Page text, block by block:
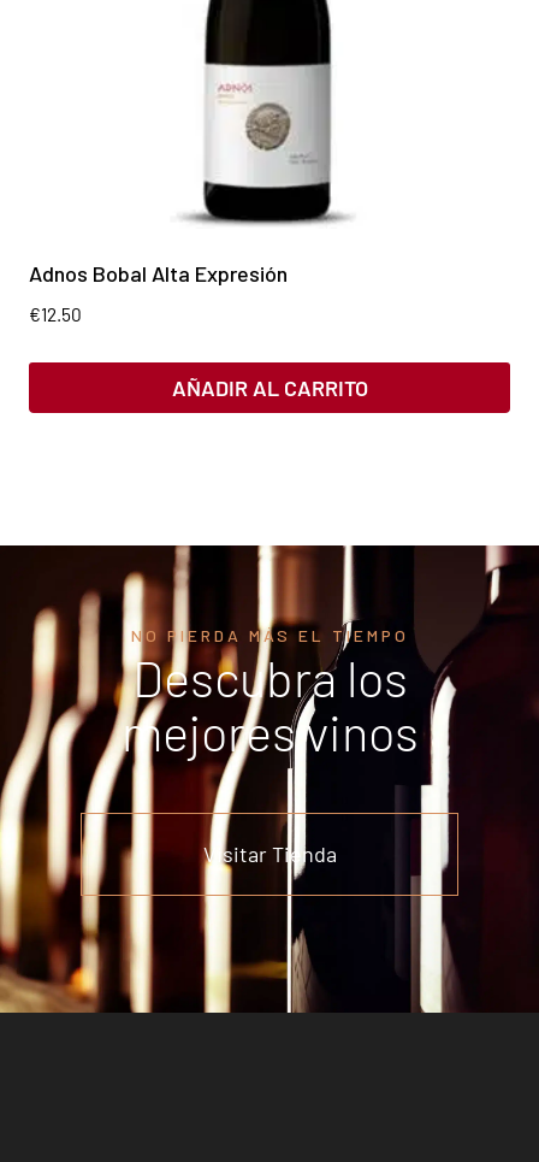
Adnos Bobal Alta Expresión
€12.50
AÑADIR AL CARRITO
NO PIERDA MÁS EL TIEMPO
Descubra los
mejores vinos
Visitar Tienda